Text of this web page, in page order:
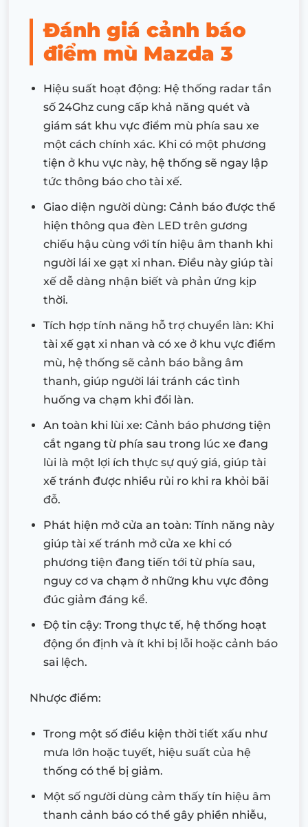
Đánh giá cảnh báo
điểm mù Mazda 3
Hiệu suất hoạt động: Hệ thống radar tần
số 24Ghz cung cấp khả năng quét và
giám sát khu vực điểm mù phía sau xe
một cách chính xác. Khi có một phương
tiện ở khu vực này, hệ thống sẽ ngay lập
tức thông báo cho tài xế.
Giao diện người dùng: Cảnh báo được thể
hiện thông qua đèn LED trên gương
chiếu hậu cùng với tín hiệu âm thanh khi
người lái xe gạt xi nhan. Điều này giúp tài
xế dễ dàng nhận biết và phản ứng kịp
thời.
Tích hợp tính năng hỗ trợ chuyển làn: Khi
tài xế gạt xi nhan và có xe ở khu vực điểm
mù, hệ thống sẽ cảnh báo bằng âm
thanh, giúp người lái tránh các tình
huống va chạm khi đổi làn.
An toàn khi lùi xe: Cảnh báo phương tiện
cắt ngang từ phía sau trong lúc xe đang
lùi là một lợi ích thực sự quý giá, giúp tài
xế tránh được nhiều rủi ro khi ra khỏi bãi
đỗ.
Phát hiện mở cửa an toàn: Tính năng này
giúp tài xế tránh mở cửa xe khi có
phương tiện đang tiến tới từ phía sau,
nguy cơ va chạm ở những khu vực đông
đúc giảm đáng kể.
Độ tin cậy: Trong thực tế, hệ thống hoạt
động ổn định và ít khi bị lỗi hoặc cảnh báo
sai lệch.
Nhược điểm:
Trong một số điều kiện thời tiết xấu như
mưa lớn hoặc tuyết, hiệu suất của hệ
thống có thể bị giảm.
Một số người dùng cảm thấy tín hiệu âm
thanh cảnh báo có thể gây phiền nhiễu,